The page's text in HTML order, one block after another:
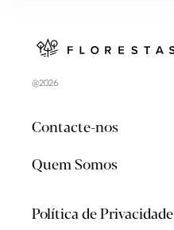
@2026
Contacte-nos
Quem Somos
Política de Privacidade